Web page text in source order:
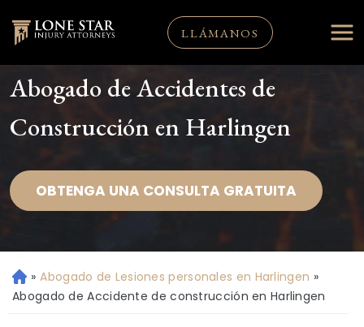
LLÁMANOS
Abogado de Accidentes de
Construcción en Harlingen
OBTENGA UNA CONSULTA GRATUITA
Ini
ci
» Abogado de Lesiones personales en Harlingen »
Abogado de Accidente de construcción en Harlingen